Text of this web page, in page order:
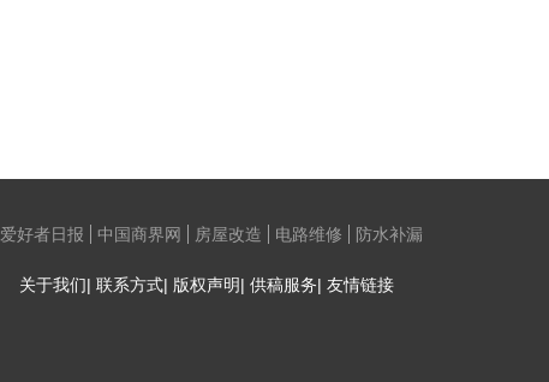
爱好者日报 中国商界网 房屋改造 电路维修
防水补漏
关于我们| 联系方式| 版权声明| 供稿服务| 友情链接